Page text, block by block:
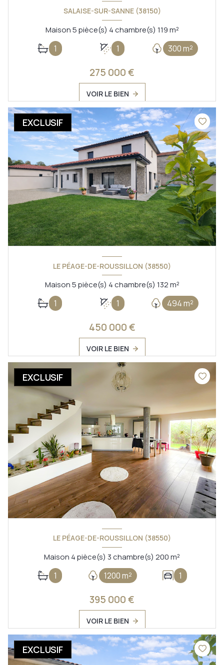
SALAISE-SUR-SANNE (38150)
Maison 5 pièce(s) 4 chambre(s) 119 m²
1 1 300 m²
275 000 €
VOIR LE BIEN
EXCLUSIF
LE PÉAGE-DE-ROUSSILLON (38550)
Maison 5 pièce(s) 4 chambre(s) 132 m²
1 1 494 m²
450 000 €
VOIR LE BIEN
EXCLUSIF
LE PÉAGE-DE-ROUSSILLON (38550)
Maison 4 pièce(s) 3 chambre(s) 200 m²
1 1200 m² 1
395 000 €
VOIR LE BIEN
EXCLUSIF